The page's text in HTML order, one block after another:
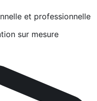
et professionnelle
sur mesure